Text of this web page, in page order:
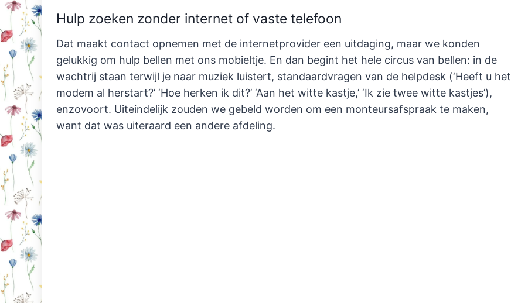
Hulp zoeken zonder internet of vaste telefoon
Dat maakt contact opnemen met de internetprovider een uitdaging, maar we konden
gelukkig om hulp bellen met ons mobieltje. En dan begint het hele circus van bellen: in de
wachtrij staan terwijl je naar muziek luistert, standaardvragen van de helpdesk (‘Heeft u het
modem al herstart?’ ‘Hoe herken ik dit?’ ‘Aan het witte kastje,’ ‘Ik zie twee witte kastjes’),
enzovoort. Uiteindelijk zouden we gebeld worden om een monteursafspraak te maken,
want dat was uiteraard een andere afdeling.